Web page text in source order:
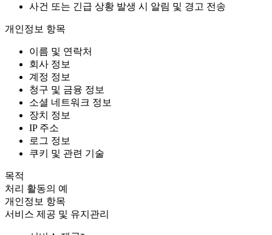
사건 또는 긴급 상황 발생 시 알림 및 경고 전송
개인정보 항목
이름 및 연락처
회사 정보
계정 정보
청구 및 금융 정보
소셜 네트워크 정보
장치 정보
IP 주소
로그 정보
쿠키 및 관련 기술
목적
처리 활동의 예
개인정보 항목
서비스 제공 및 유지관리